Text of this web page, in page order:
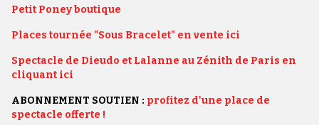
Petit Poney boutique
Places tournée "Sous Bracelet" en vente ici
Spectacle de Dieudo et Lalanne au Zénith de Paris en
cliquant ici
ABONNEMENT SOUTIEN : profitez d'une place de
spectacle offerte !